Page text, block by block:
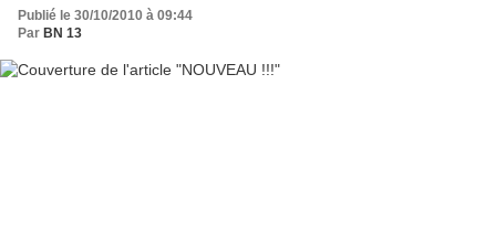
Publié le 30/10/2010 à 09:44
Par BN 13